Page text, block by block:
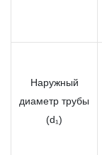
Наружный
диаметр трубы
(d₁)